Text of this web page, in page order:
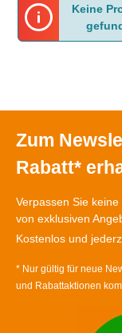
Keine
Zum
Rabatt*
Verpassen Sie
von exklusiven
Kostenlos und
* Nur gültig für neue
und Rabattaktionen